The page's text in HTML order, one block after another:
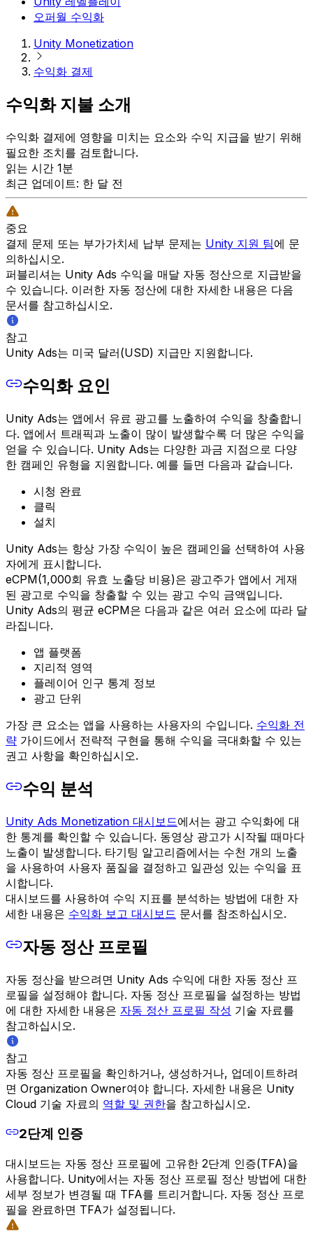
오퍼월 수익화
Unity Monetization
수익화 결제
수익화 지불 소개
수익화 결제에 영향을 미치는 요소와 수익 지급을 받기 위해
필요한 조치를 검토합니다.
읽는 시간 1분
최근 업데이트: 한 달 전
중요
결제 문제 또는 부가가치세 납부 문제는 Unity 지원 팀에 문
의하십시오.
퍼블리셔는 Unity Ads 수익을 매달 자동 정산으로 지급받을
수 있습니다. 이러한 자동 정산에 대한 자세한 내용은 다음
문서를 참고하십시오.
참고
Unity Ads는 미국 달러(USD) 지급만 지원합니다.
수익화 요인
Unity Ads는 앱에서 유료 광고를 노출하여 수익을 창출합니
다. 앱에서 트래픽과 노출이 많이 발생할수록 더 많은 수익을
얻을 수 있습니다. Unity Ads는 다양한 과금 지점으로 다양
한 캠페인 유형을 지원합니다. 예를 들면 다음과 같습니다.
시청 완료
클릭
설치
Unity Ads는 항상 가장 수익이 높은 캠페인을 선택하여 사용
자에게 표시합니다.
eCPM(1,000회 유효 노출당 비용)은 광고주가 앱에서 게재
된 광고로 수익을 창출할 수 있는 광고 수익 금액입니다.
Unity Ads의 평균 eCPM은 다음과 같은 여러 요소에 따라 달
라집니다.
앱 플랫폼
지리적 영역
플레이어 인구 통계 정보
광고 단위
가장 큰 요소는 앱을 사용하는 사용자의 수입니다. 수익화 전
략 가이드에서 전략적 구현을 통해 수익을 극대화할 수 있는
권고 사항을 확인하십시오.
수익 분석
Unity Ads Monetization 대시보드에서는 광고 수익화에 대
한 통계를 확인할 수 있습니다. 동영상 광고가 시작될 때마다
노출이 발생합니다. 타기팅 알고리즘에서는 수천 개의 노출
을 사용하여 사용자 품질을 결정하고 일관성 있는 수익을 표
시합니다.
대시보드를 사용하여 수익 지표를 분석하는 방법에 대한 자
세한 내용은 수익화 보고 대시보드 문서를 참조하십시오.
자동 정산 프로필
자동 정산을 받으려면 Unity Ads 수익에 대한 자동 정산 프
로필을 설정해야 합니다. 자동 정산 프로필을 설정하는 방법
에 대한 자세한 내용은 자동 정산 프로필 작성 기술 자료를
참고하십시오.
참고
자동 정산 프로필을 확인하거나, 생성하거나, 업데이트하려
면 Organization Owner여야 합니다. 자세한 내용은 Unity
Cloud 기술 자료의 역할 및 권한을 참고하십시오.
2단계 인증
대시보드는 자동 정산 프로필에 고유한 2단계 인증(TFA)을
사용합니다. Unity에서는 자동 정산 프로필 정산 방법에 대한
세부 정보가 변경될 때 TFA를 트리거합니다. 자동 정산 프로
필을 완료하면 TFA가 설정됩니다.